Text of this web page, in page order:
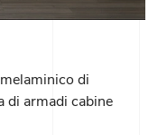
di
di armadi cabine